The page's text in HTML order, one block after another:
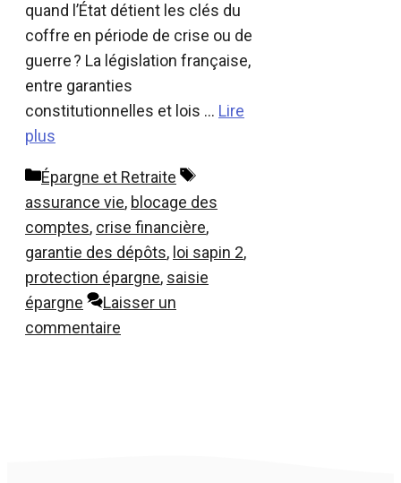
quand l’État détient les clés du
coffre en période de crise ou de
guerre ? La législation française,
entre garanties
constitutionnelles et lois … Lire
plus
Catégories
Épargne et Retraite
Étiquettes
assurance vie, blocage des
comptes, crise financière,
garantie des dépôts, loi sapin 2,
protection épargne, saisie
épargne
Laisser un
commentaire